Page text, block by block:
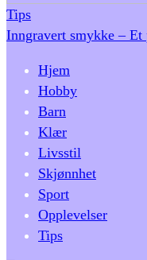
Tips
Inngravert smykke –
Hjem
Hobby
Barn
Klær
Livsstil
Skjønnhet
Sport
Opplevelser
Tips